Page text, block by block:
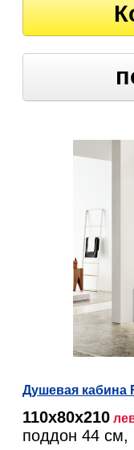
Душевая кабина
110х80х210
поддон 44 см,